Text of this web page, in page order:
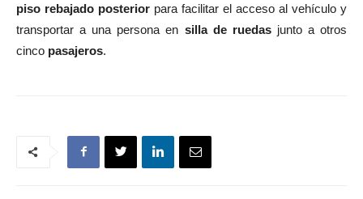
piso rebajado posterior para facilitar el acceso al vehículo y
transportar a una persona en silla de ruedasjunto a otros
cinco pasajeros.